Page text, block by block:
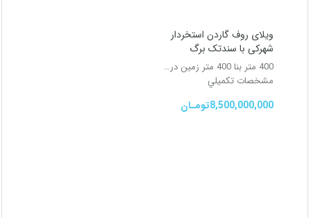
ویلای روف گاردن استخردار
شهرکی با سندتک برگ
400 متر بنا 400 متر زمین در…
مشخصات تكميلي
8,500,000,000تومـان